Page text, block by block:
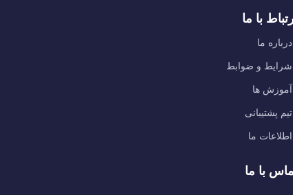
با ما
درباره ما
شرایط و ضوابط
آموزش ها
تیم پشتیبانی
اطلاعات ما
با ما